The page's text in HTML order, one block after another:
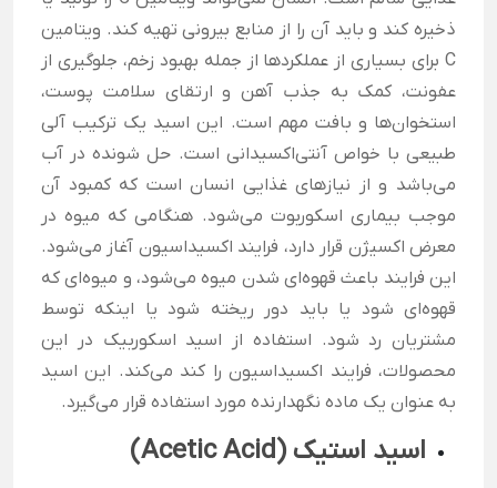
ذخیره کند و باید آن را از منابع بیرونی تهیه کند. ویتامین
C برای بسیاری از عملکردها از جمله بهبود زخم، جلوگیری از
عفونت، کمک به جذب آهن و ارتقای سلامت پوست،
استخوان‌ها و بافت مهم است. این اسید یک ترکیب آلی
طبیعی با خواص آنتی‌اکسیدانی است. حل شونده در آب
می‌باشد و از نیازهای غذایی انسان است که کمبود آن
موجب بیماری اسکوربوت می‌شود. هنگامی که میوه در
معرض اکسیژن قرار دارد، فرایند اکسیداسیون آغاز می‌شود.
این فرایند باعث قهوه‌ای شدن میوه می‌شود، و میوه‌ای که
قهوه‌ای شود یا باید دور ریخته شود یا اینکه توسط
مشتریان رد شود. استفاده از اسید اسکوربیک در این
محصولات، فرایند اکسیداسیون را کند می‌کند. این اسید
به عنوان یک ماده نگهدارنده مورد استفاده قرار می‌گیرد.
اسید استیک (Acetic Acid
)